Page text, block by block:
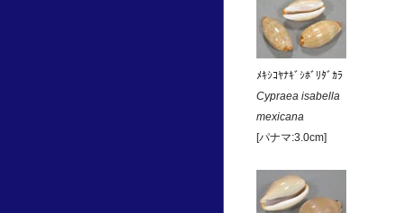
ﾒｷｼｺﾔﾅｷﾞｼﾎﾞﾘﾀﾞｶﾗ
Cypraea isabella
mexicana
[パナマ:3.0cm]